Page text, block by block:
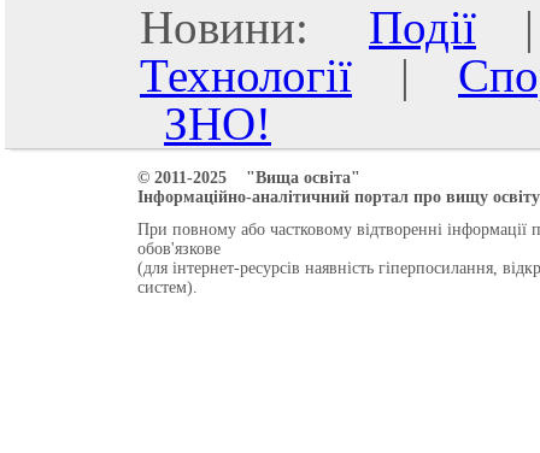
Новини: Події
Технології |
ЗНО!
© 2011-2025 "Вища освіта"
Інформаційно-аналітичний портал про вищу
При повному або частковому відтворенні інформації
обов'язкове
(для інтернет-ресурсів наявність гіперпосилання,
систем).